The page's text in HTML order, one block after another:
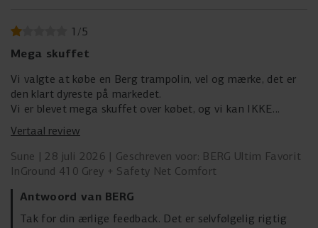
1 /5
Mega skuffet
Vi valgte at købe en Berg trampolin, vel og mærke, det er
den klart dyreste på markedet.
Vi er blevet mega skuffet over købet, og vi kan IKKE
Hver eneste gang det regner samler der sig mega meget
vand i duen, og som løber ned på trampolinen.
Det tager så lang tid at få det fjernet…
Vertaal review
Sune
28 juli 2026
Geschreven voor: BERG Ultim Favorit
InGround 410 Grey + Safety Net Comfort
Antwoord van BERG
Tak for din ærlige feedback. Det er selvfølgelig rigtig